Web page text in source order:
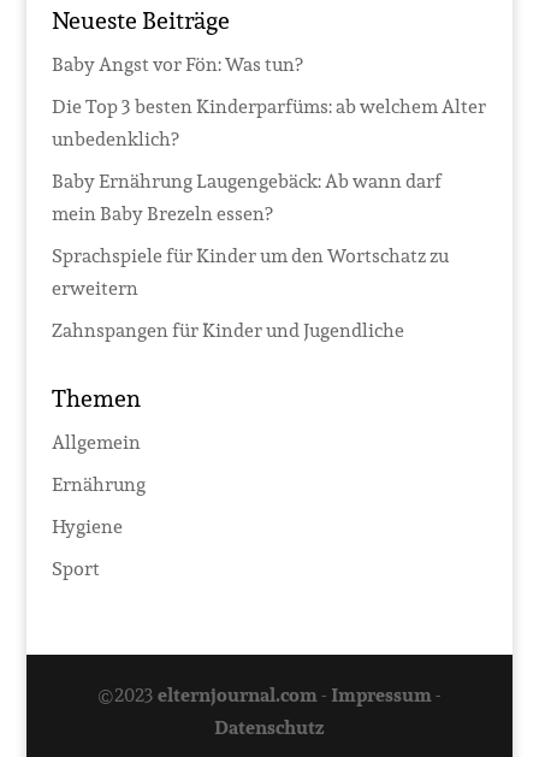
Neueste Beiträge
Baby Angst vor Fön: Was tun?
Die Top 3 besten Kinderparfüms: ab welchem Alter
unbedenklich?
Baby Ernährung Laugengebäck: Ab wann darf
mein Baby Brezeln essen?
Sprachspiele für Kinder um den Wortschatz zu
erweitern
Zahnspangen für Kinder und Jugendliche
Themen
Allgemein
Ernährung
Hygiene
Sport
©2023elternjournal.com- Impressum-
Datenschutz